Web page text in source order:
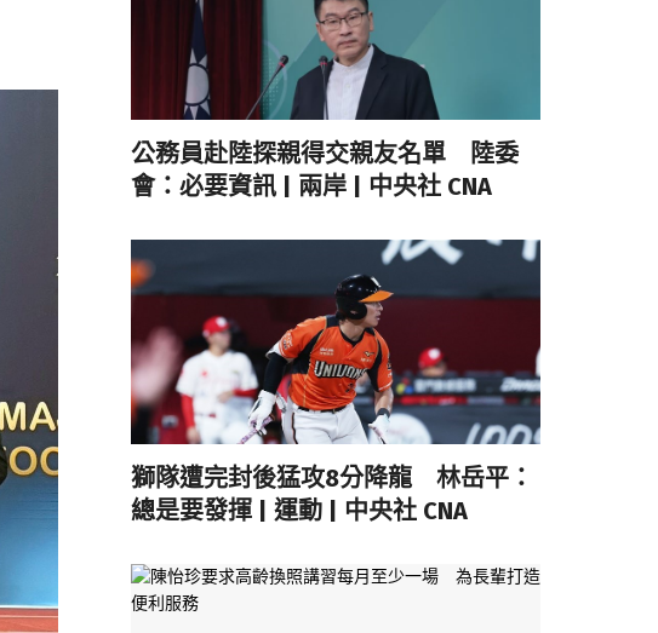
公務員赴陸探親得交親友名單 陸委
會：必要資訊 | 兩岸 | 中央社 CNA
獅隊遭完封後猛攻8分降龍 林岳平：
總是要發揮 | 運動 | 中央社 CNA